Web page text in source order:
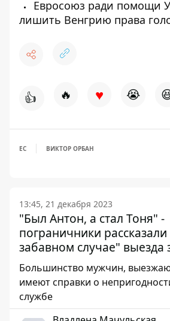
Евросоюз ради помощи
лишить Венгрию права
👍 🔥 ♥ 😭
ЕС ВИКТОР ОРБАН
13:45, 21 декабря 2023
"Был Антон, а стал Тоня" -
пограничники
забавном случае" выезда
Большинство мужчин,
имеют справки о
службе